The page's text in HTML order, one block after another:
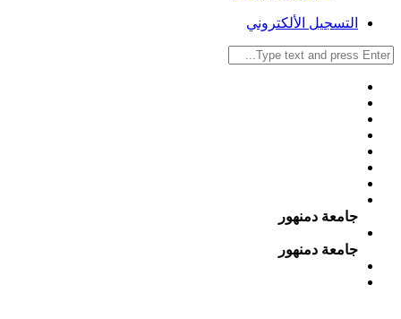
التسجيل الألكتروني
جامعة دمنهور
جامعة دمنهور